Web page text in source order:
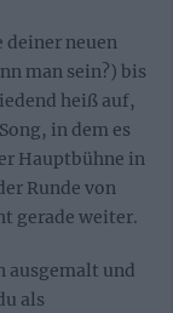
deiner neuen
man sein?) bis
heiß auf,
in dem es
Hauptbühne in
Runde von
gerade weiter.
ausgemalt und
als